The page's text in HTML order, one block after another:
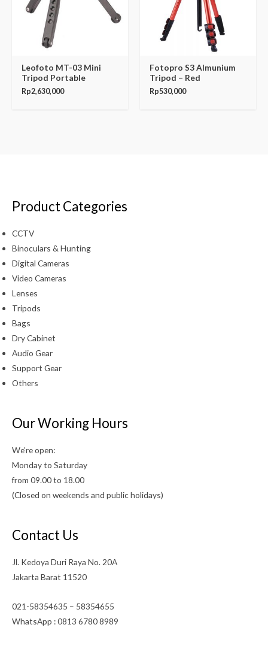
Leofoto MT-03 Mini
Tripod Portable
Rp2,630,000
Fotopro S3 Almunium
Tripod – Red
Rp530,000
Product Categories
CCTV
Binoculars & Hunting
Digital Cameras
Video Cameras
Lenses
Tripods
Bags
Dry Cabinet
Audio Gear
Support Gear
Others
Our Working Hours
We’re open:
Monday to Saturday
from 09.00 to 18.00
(Closed on weekends and public holidays)
Contact Us
Jl. Kedoya Duri Raya No. 20A
Jakarta Barat 11520
021-58354635 – 58354655
WhatsApp : 0813 6780 8989